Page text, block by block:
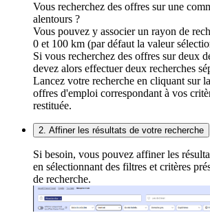
Vous recherchez des offres sur une
alentours ?
Vous pouvez y associer un rayon de
0 et 100 km (par défaut la valeur
Si vous recherchez des offres sur deux
devez alors effectuer deux recherches
Lancez votre recherche en cliquant sur
offres d'emploi correspondant à vos
restituée.
2. Affiner les résultats de votre recherche
Si besoin, vous pouvez affiner les
en sélectionnant des filtres et critères
de recherche.